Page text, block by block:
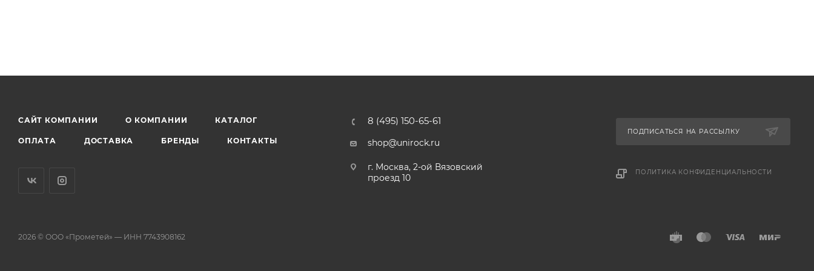
САЙТ КОМПАНИИ О КОМПАНИИ КАТАЛОГ
ОПЛАТА ДОСТАВКА БРЕНДЫ КОНТАКТЫ
8 (495) 150-65-61
shop@unirock.ru
г. Москва, 2-ой Вязовский
проезд 10
ПОДПИСАТЬСЯ НА РАССЫЛКУ
ПОЛИТИКА КОНФИДЕНЦИАЛЬНОСТИ
2026 © ООО «Прометей» — ИНН 7743908162